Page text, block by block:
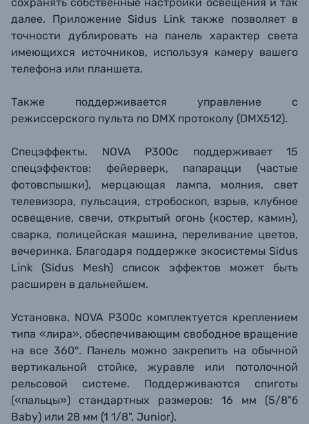
далее. Приложение Sidus Link также позволяет в
точности дублировать на панель характер света
имеющихся источников, используя камеру вашего
телефона или планшета.
Также поддерживается управление с
режиссерского пульта по DMX протоколу (DMX512).
Спецэффекты. NOVA P300c поддерживает 15
спецэффектов: фейерверк, папарацци (частые
фотовспышки), мерцающая лампа, молния, свет
телевизора, пульсация, стробоскоп, взрыв, клубное
освещение, свечи, открытый огонь (костер, камин),
сварка, полицейская машина, переливание цветов,
вечеринка. Благодаря поддержке экосистемы Sidus
Link (Sidus Mesh) список эффектов может быть
расширен в дальнейшем.
Установка. NOVA P300c комплектуется креплением
типа «лира», обеспечивающим свободное вращение
на все 360°. Панель можно закрепить на обычной
вертикальной стойке, журавле или потолочной
рельсовой системе. Поддерживаются спиготы
(«пальцы») стандартных размеров: 16 мм (5/8"б
Baby) или 28 мм (1 1/8", Junior).